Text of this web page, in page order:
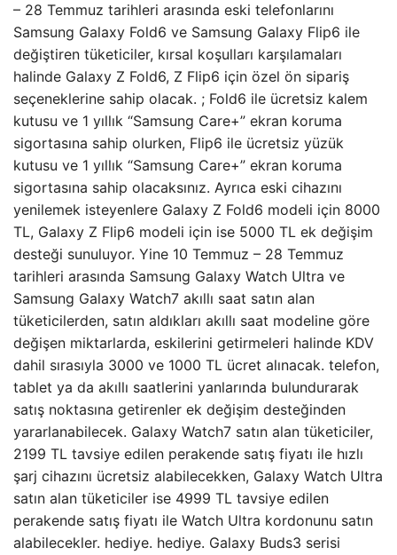
– 28 Temmuz tarihleri ​​arasında eski telefonlarını
Samsung Galaxy Fold6 ve Samsung Galaxy Flip6 ile
değiştiren tüketiciler, kırsal koşulları karşılamaları
halinde Galaxy Z Fold6, Z Flip6 için özel ön sipariş
seçeneklerine sahip olacak. ; Fold6 ile ücretsiz kalem
kutusu ve 1 yıllık “Samsung Care+” ekran koruma
sigortasına sahip olurken, Flip6 ile ücretsiz yüzük
kutusu ve 1 yıllık “Samsung Care+” ekran koruma
sigortasına sahip olacaksınız. Ayrıca eski cihazını
yenilemek isteyenlere Galaxy Z Fold6 modeli için 8000
TL, Galaxy Z Flip6 modeli için ise 5000 TL ek değişim
desteği sunuluyor. Yine 10 Temmuz – 28 Temmuz
tarihleri ​​arasında Samsung Galaxy Watch Ultra ve
Samsung Galaxy Watch7 akıllı saat satın alan
tüketicilerden, satın aldıkları akıllı saat modeline göre
değişen miktarlarda, eskilerini getirmeleri halinde KDV
dahil sırasıyla 3000 ve 1000 TL ücret alınacak. telefon,
tablet ya da akıllı saatlerini yanlarında bulundurarak
satış noktasına getirenler ek değişim desteğinden
yararlanabilecek. Galaxy Watch7 satın alan tüketiciler,
2199 TL tavsiye edilen perakende satış fiyatı ile hızlı
şarj cihazını ücretsiz alabilecekken, Galaxy Watch Ultra
satın alan tüketiciler ise 4999 TL tavsiye edilen
perakende satış fiyatı ile Watch Ultra kordonunu satın
alabilecekler. hediye. hediye. Galaxy Buds3 serisi